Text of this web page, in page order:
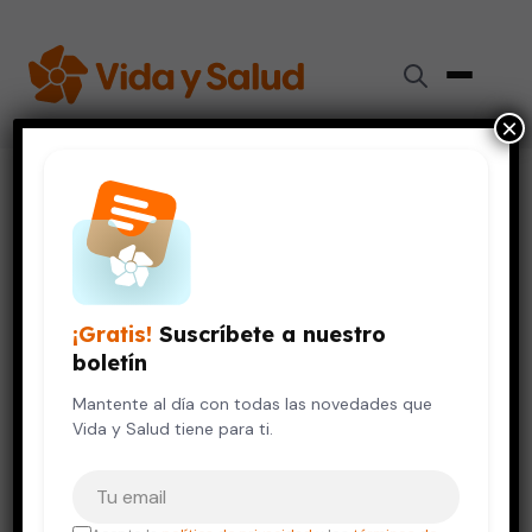
Videos de Salud
Cómo puede ayudar una propina a un conductor de Uber
SALUD DE LA MUJER
Cómo puede ayudar una
propina a un conductor de
Uber
12 de octubre, 2023
¡Gratis! Suscríbete a nuestro
boletín
Mantente al día con todas las novedades que
Vida y Salud tiene para ti.
×